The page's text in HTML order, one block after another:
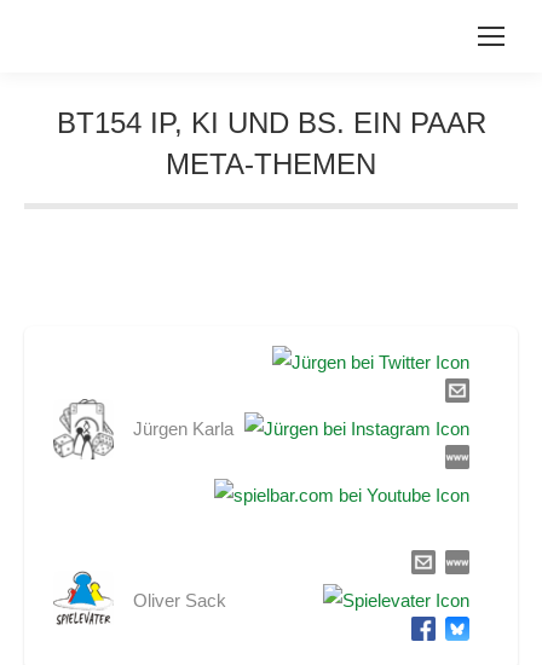
BT154 IP, KI UND BS. EIN PAAR
META-THEMEN
Jürgen Karla
Oliver Sack